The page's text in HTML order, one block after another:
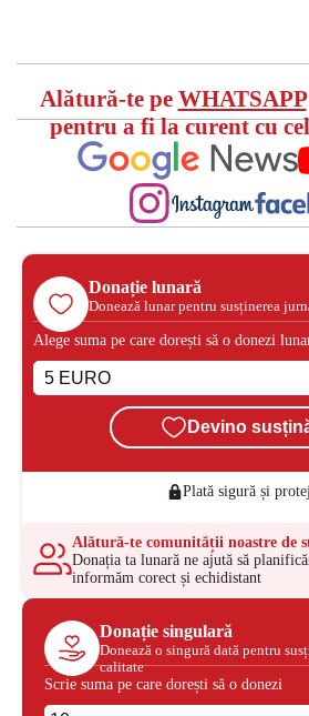
Alătură-te pe WHATSAPP
pentru a fi la curent cu
Donație lunară
Donează lunar pentru susținerea
Alege suma pe care dorești să o donezi
Devino
Plată sigură și
Alătură-te comunității noastre de
Donația ta lunară ne ajută să
informăm corect și echidistant
Donație singulară
Donează o singură dată pentru
calitate
Scrie suma pe care dorești să o donezi